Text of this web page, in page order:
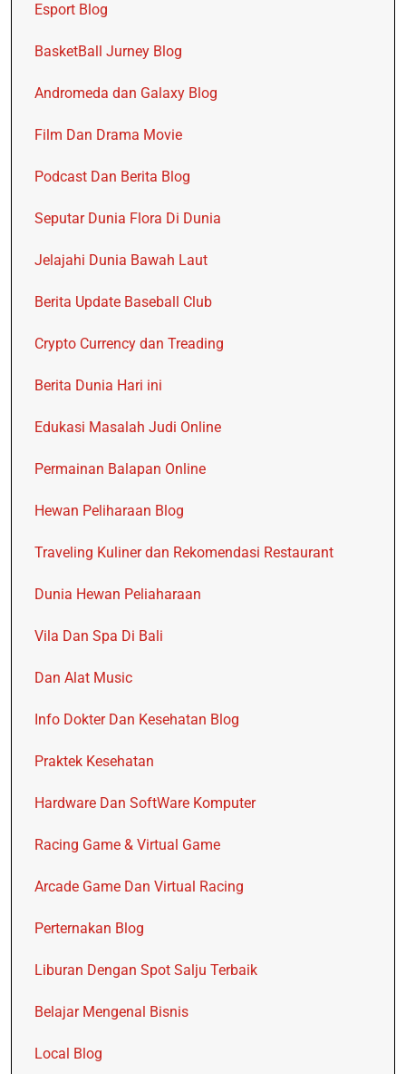
Esport Blog
BasketBall Jurney Blog
Andromeda dan Galaxy Blog
Film Dan Drama Movie
Podcast Dan Berita Blog
Seputar Dunia Flora Di Dunia
Jelajahi Dunia Bawah Laut
Berita Update Baseball Club
Crypto Currency dan Treading
Berita Dunia Hari ini
Edukasi Masalah Judi Online
Permainan Balapan Online
Hewan Peliharaan Blog
Traveling Kuliner dan Rekomendasi Restaurant
Dunia Hewan Peliaharaan
Vila Dan Spa Di Bali
Dan Alat Music
Info Dokter Dan Kesehatan Blog
Praktek Kesehatan
Hardware Dan SoftWare Komputer
Racing Game & Virtual Game
Arcade Game Dan Virtual Racing
Perternakan Blog
Liburan Dengan Spot Salju Terbaik
Belajar Mengenal Bisnis
Local Blog